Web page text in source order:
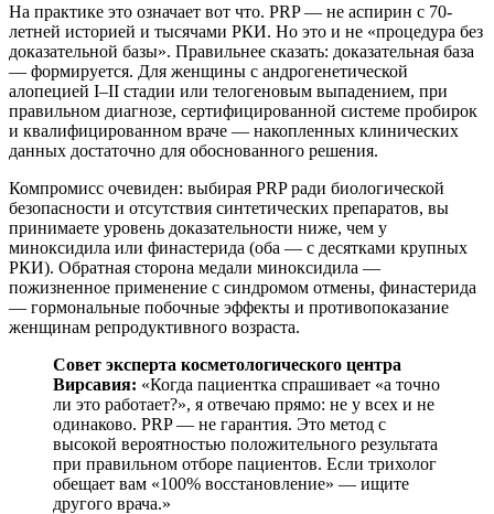
На практике это означает вот что. PRP — не аспирин с 70-
летней историей и тысячами РКИ. Но это и не «процедура без
доказательной базы». Правильнее сказать: доказательная база
— формируется. Для женщины с андрогенетической
алопецией I–II стадии или телогеновым выпадением, при
правильном диагнозе, сертифицированной системе пробирок
и квалифицированном враче — накопленных клинических
данных достаточно для обоснованного решения.
Компромисс очевиден: выбирая PRP ради биологической
безопасности и отсутствия синтетических препаратов, вы
принимаете уровень доказательности ниже, чем у
миноксидила или финастерида (оба — с десятками крупных
РКИ). Обратная сторона медали миноксидила —
пожизненное применение с синдромом отмены, финастерида
— гормональные побочные эффекты и противопоказание
женщинам репродуктивного возраста.
Совет эксперта косметологического центра
Вирсавия: «Когда пациентка спрашивает «а точно
ли это работает?», я отвечаю прямо: не у всех и не
одинаково. PRP — не гарантия. Это метод с
высокой вероятностью положительного результата
при правильном отборе пациентов. Если трихолог
обещает вам «100% восстановление» — ищите
другого врача.»